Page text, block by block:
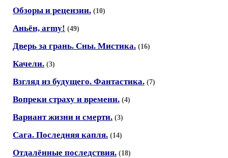
Обзоры и рецензии. (10)
Аньён, army! (49)
Дверь за грань. Сны. Мистика. (16)
Качели. (3)
Взгляд из будущего. Фантастика. (7)
Вопреки страху и времени. (4)
Вариант жизни и смерти. (3)
Сага. Последняя капля. (14)
Отдалённые последствия. (18)